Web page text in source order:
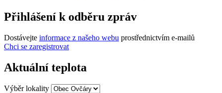
Přihlášení k odběru zpráv
Dostávejte informace z našeho webu prostřednictvím e-mailů
Chci se zaregistrovat
Aktuální teplota
Výběr lokality